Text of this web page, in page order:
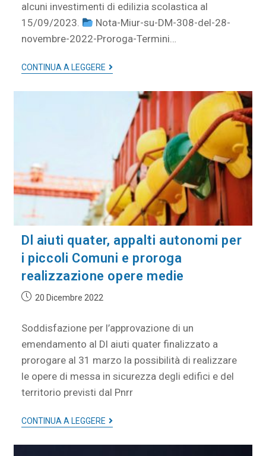
alcuni investimenti di edilizia scolastica al
15/09/2023.
Nota-Miur-su-DM-308-del-28-
novembre-2022-Proroga-Termini…
CONTINUA A LEGGERE
Dl aiuti quater, appalti autonomi per
i piccoli Comuni e proroga
realizzazione opere medie
20 Dicembre 2022
Soddisfazione per l’approvazione di un
emendamento al Dl aiuti quater finalizzato a
prorogare al 31 marzo la possibilità di realizzare
le opere di messa in sicurezza degli edifici e del
territorio previsti dal Pnrr
CONTINUA A LEGGERE